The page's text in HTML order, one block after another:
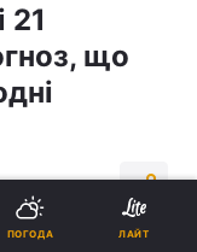
21
що
ПОГОДА ЛАЙТ